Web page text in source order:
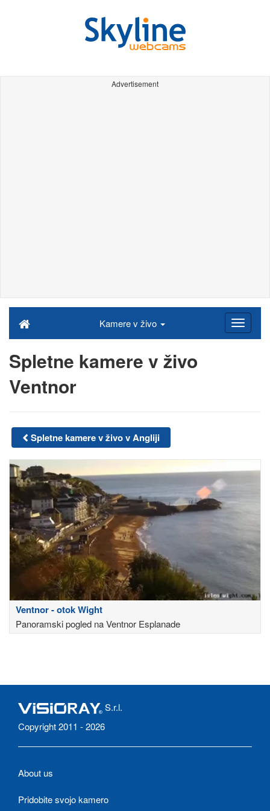
Advertisement
Kamere v živo
Spletne kamere v živo
Ventnor
Spletne kamere v živo v Angliji
Ventnor - otok Wight
Panoramski pogled na Ventnor Esplanade
S.r.l.
Copyright 2011 - 2026
About us
Pridobite svojo kamero